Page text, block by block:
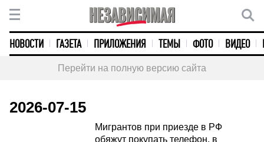
НОВОСТИ ГАЗЕТА ПРИЛОЖЕНИЯ ТЕМЫ ФОТО ВИДЕО
Перейти на полную версию сайта
2026-07-15
Мигрантов при приезде в РФ
обяжут покупать телефон, в